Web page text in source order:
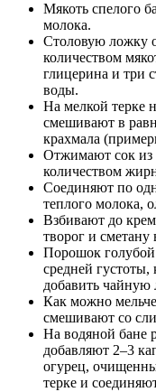
Мякоть спелого
молока.
Столовую ложку
количеством
глицерина и три
воды.
На мелкой терке
смешивают в
крахмала
Отжимают сок из
количеством
Соединяют по
теплого молока,
Взбивают до
творог и
Порошок
средней
добавить чайную
Как можно
смешивают со
На водяной бане
добавляют 2–3
огурец,
терке и